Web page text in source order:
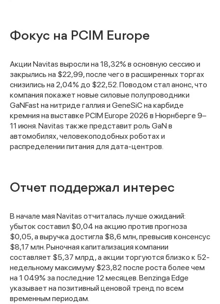
Фокус на PCIM Europe
Акции Navitas выросли на 18,32% в основную сессию и
закрылись на $22,99, после чего в расширенных торгах
снизились на 2,04% до $22,52. Поводом стал анонс, что
компания покажет новые силовые полупроводники
GaNFast на нитриде галлия и GeneSiC на карбиде
кремния на выставке PCIM Europe 2026 в Нюрнберге 9–
11 июня. Navitas также представит роль GaN в
автомобилях, человекоподобных роботах и
распределении питания для дата-центров.
Отчет поддержал интерес
В начале мая Navitas отчиталась лучше ожиданий:
убыток составил $0,04 на акцию против прогноза
$0,05, а выручка достигла $8,6 млн, превысив консенсус
$8,17 млн. Рыночная капитализация компании
составляет $5,37 млрд, а акции торгуются близко к 52-
недельному максимуму $23,82 после роста более чем
на 1 049% за последние 12 месяцев. Benzinga Edge
указывает на позитивный ценовой тренд по всем
временным периодам.